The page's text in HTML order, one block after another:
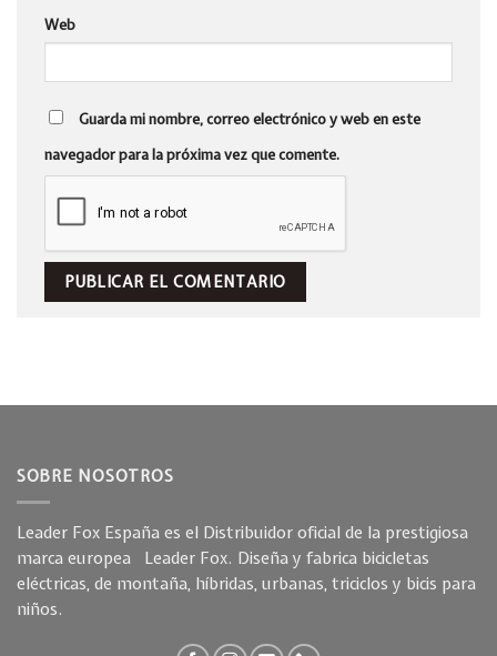
Web
Guarda mi nombre, correo electrónico y web en este
navegador para la próxima vez que comente.
SOBRE NOSOTROS
Leader Fox España es el Distribuidor oficial de la prestigiosa
marca europea Leader Fox. Diseña y fabrica bicicletas
eléctricas, de montaña, híbridas, urbanas, triciclos y bicis para
niños.